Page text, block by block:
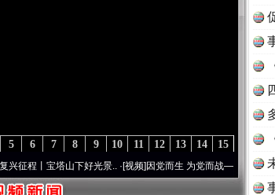
15
14
13
12
11
10
9
8
7
6
5
塔山下好光景..·[视频]因党而生 为党而战——百年“纪”事⑧加强